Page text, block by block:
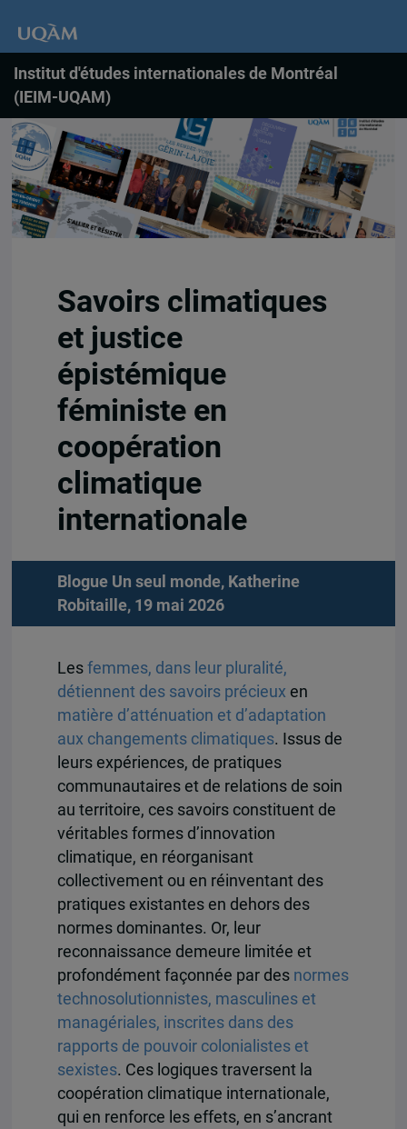
Institut d'études internationales de Montréal
(IEIM-UQAM)
Savoirs climatiques
et justice
épistémique
féministe en
coopération
climatique
internationale
Blogue Un seul monde, Katherine
Robitaille, 19 mai 2026
Les femmes, dans leur pluralité,
détiennent des savoirs précieux en
matière d’atténuation et d’adaptation
aux changements climatiques. Issus de
leurs expériences, de pratiques
communautaires et de relations de soin
au territoire, ces savoirs constituent de
véritables formes d’innovation
climatique, en réorganisant
collectivement ou en réinventant des
pratiques existantes en dehors des
normes dominantes. Or, leur
reconnaissance demeure limitée et
profondément façonnée par des normes
technosolutionnistes, masculines et
managériales, inscrites dans des
rapports de pouvoir colonialistes et
sexistes. Ces logiques traversent la
coopération climatique internationale,
qui en renforce les effets, en s’ancrant